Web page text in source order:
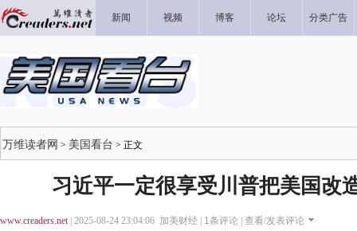
新闻 视频 博客 论坛 分类广告
万维读者网 > 美国看台 > 正文
习近平一定很享受川普把美国改
www.creaders.net| 2025-08-24 23:04:06 加美财经 | 1条评论 | 查看/发表评论